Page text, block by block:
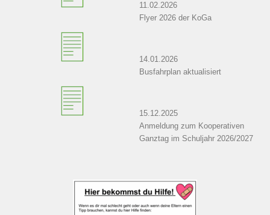
11.02.2026
Flyer 2026 der KoGa
14.01.2026
Busfahrplan aktualisiert
15.12.2025
Anmeldung zum Kooperativen
Ganztag im Schuljahr 2026/2027